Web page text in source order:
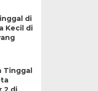
di
Kecil di
Tinggal